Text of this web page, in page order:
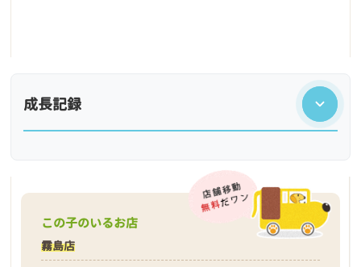
成長記録
この子のいるお店
霧島店